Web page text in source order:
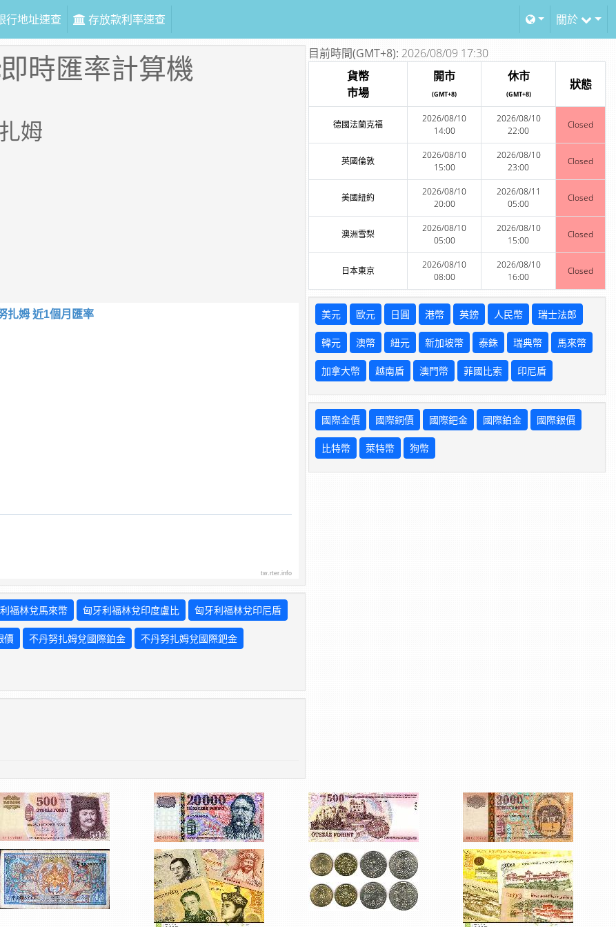
行地址速查 存放款利率速查 關於
即時匯率計算機
姆
扎姆 近1個月匯率
tw.rter.info
福林兌馬來幣 匈牙利福林兌印度盧比 匈牙利福林兌印尼盾
價 不丹努扎姆兌國際鉑金 不丹努扎姆兌國際鈀金
目前時間(GMT+8): 2026/08/09 17:30
貨幣
市場
開市
(GMT+8)
休市
(GMT+8)
狀態
德國法蘭克福
2026/08/10
14:00
2026/08/10
22:00
Closed
英國倫敦
2026/08/10
15:00
2026/08/10
23:00
Closed
美國紐約
2026/08/10
20:00
2026/08/11
05:00
Closed
澳洲雪梨
2026/08/10
05:00
2026/08/10
15:00
Closed
日本東京
2026/08/10
08:00
2026/08/10
16:00
Closed
美元 歐元 日圓 港幣 英鎊 人民幣 瑞士法郎
韓元 澳幣 紐元 新加坡幣 泰銖 瑞典幣 馬來幣
加拿大幣 越南盾 澳門幣 菲國比索 印尼盾
國際金價 國際銅價 國際鈀金 國際鉑金 國際銀價
比特幣 萊特幣 狗幣